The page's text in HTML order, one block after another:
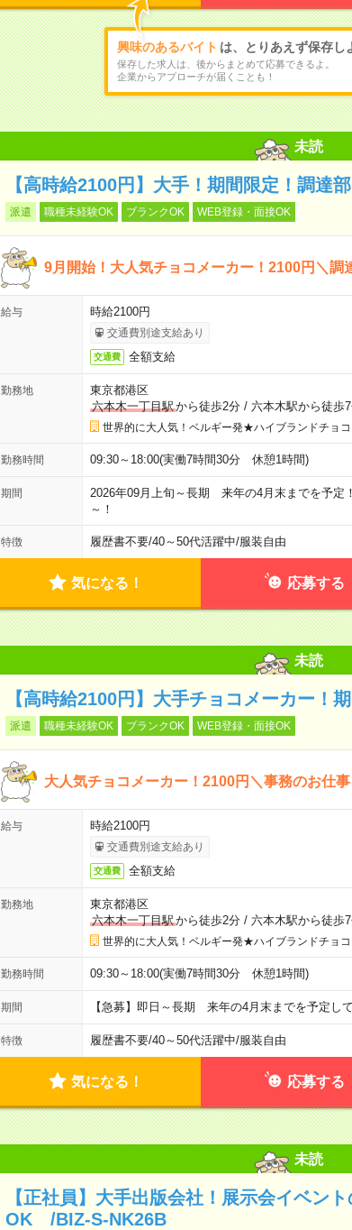
興味のあるバイト は、とりあえず保存し
保存した求人は、後からまとめて応募できるよ。
企業からアプローチが届くことも！
未読
【高時給2100円】大手！期間限定！調達
派遣 職種未経験OK ブランクOK WEB登録・面接OK
9月開始！大人気チョコメーカー！2100円＼調
給与 時給2100円
交通費別途支給あり
交通費 全額支給
勤務地
東京都港区
六本木一丁目駅から徒歩2分/ 六本木駅から徒歩
世界的に大人気！ベルギー発★ハイブランドチョ
勤務時間 09:30～18:00(実働7時間30分 休憩1時間)
期間
2026年09月上旬～長期 来年の4月末までを予
～！
特徴 履歴書不要/40～50代活躍中/服装自由
気になる！ 応募する
未読
【高時給2100円】大手チョコメーカー！
派遣 職種未経験OK ブランクOK WEB登録・面接OK
大人気チョコメーカー！2100円＼事務のお仕
給与 時給2100円
交通費別途支給あり
交通費 全額支給
勤務地
東京都港区
六本木一丁目駅から徒歩2分/ 六本木駅から徒歩
世界的に大人気！ベルギー発★ハイブランドチョ
勤務時間 09:30～18:00(実働7時間30分 休憩1時間)
期間 【急募】即日～長期 来年の4月末までを予定
特徴 履歴書不要/40～50代活躍中/服装自由
気になる！ 応募する
未読
【正社員】大手出版会社！展示会イベン
OK /BIZ-S-NK26B